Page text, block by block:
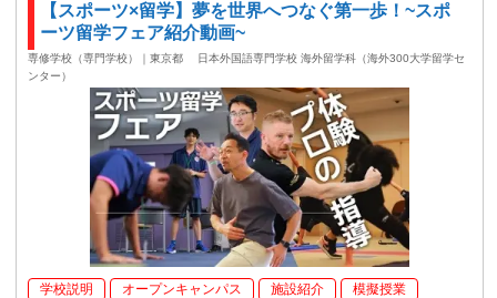
【スポーツ×留学】夢を世界へつなぐ第一歩！~スポ
ーツ留学フェア紹介動画~
専修学校（専門学校）｜東京都
日本外国語専門学校 海外留学科（海外300大学留学セ
ンター）
学校説明 オープンキャンパス 施設紹介
模擬授業